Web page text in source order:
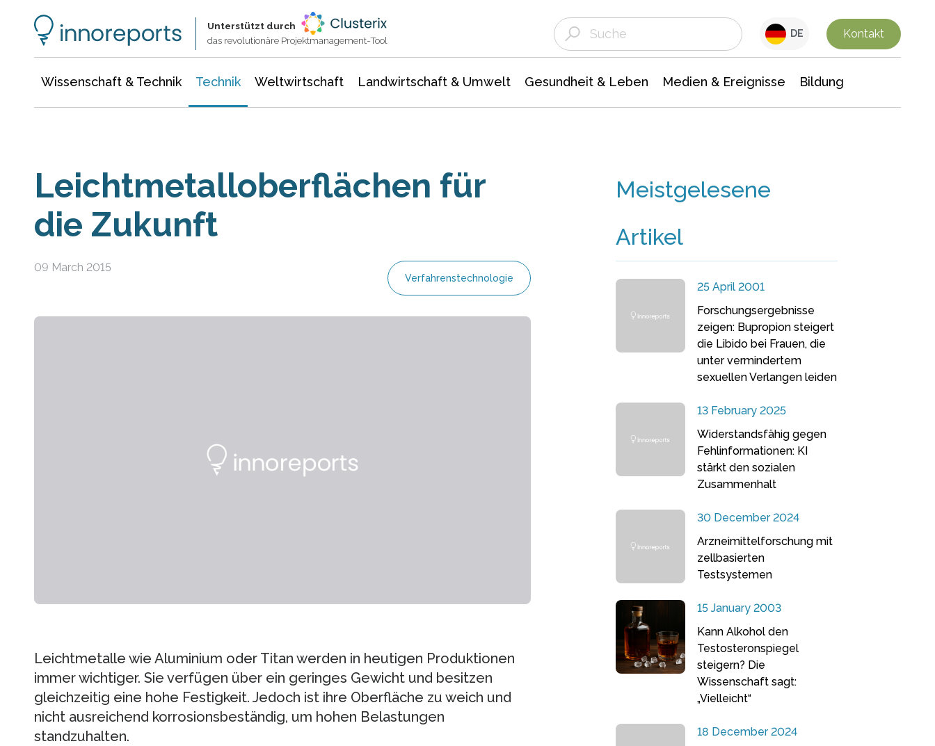
Unterstützt durch
das revolutionäre Projektmanagement-Tool
DE Kontakt
Wissenschaft & Technik Technik Weltwirtschaft Landwirtschaft & Umwelt Gesundheit & Leben Medien & Ereignisse Bildung
Leichtmetalloberflächen für
die Zukunft
09 March 2015
Verfahrenstechnologie
Leichtmetalle wie Aluminium oder Titan werden in heutigen Produktionen
immer wichtiger. Sie verfügen über ein geringes Gewicht und besitzen
gleichzeitig eine hohe Festigkeit. Jedoch ist ihre Oberfläche zu weich und
nicht ausreichend korrosionsbeständig, um hohen Belastungen
standzuhalten.
Meistgelesene
Artikel
25 April 2001
Forschungsergebnisse
zeigen: Bupropion steigert
die Libido bei Frauen, die
unter vermindertem
sexuellen Verlangen leiden
13 February 2025
Widerstandsfähig gegen
Fehlinformationen: KI
stärkt den sozialen
Zusammenhalt
30 December 2024
Arzneimittelforschung mit
zellbasierten
Testsystemen
15 January 2003
Kann Alkohol den
Testosteronspiegel
steigern? Die
Wissenschaft sagt:
„Vielleicht“
18 December 2024